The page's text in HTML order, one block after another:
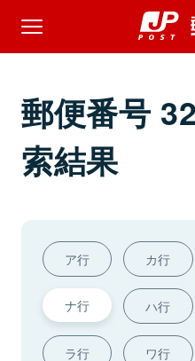
郵便番号
索結果
ア行 カ行
ナ行 ハ行
ラ行 ワ行